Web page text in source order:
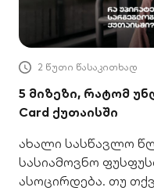
2 წუთი წასაკითხად
5 მიზეზი, რატომ
Card ქუთაისში
ახალი სასწავლო
სასიამოვნო
ასოცირდება. თუ